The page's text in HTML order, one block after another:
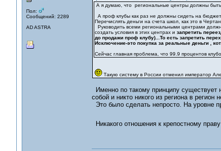
Пол:
Сообщений: 2289
AD ASTRA
А я думаю, что региональные центры должны
А проф клубы как раз не должны сидеть на
Перечислять деньги на счета школ, как это в
Руководить всеми региональными центрами
создать условия в этих центрах и запретить
до продажи проф клубу)...То есть запретить
Исключение-это покупка за реальные деньги ,
Сейчас главная проблема, что 99.9 процентов
Такую систему в России отменил император
Именно по такому принципу существует
собой и никто никого из региона в регион
Это было сделать непросто. На уровне
Никакого отношения к крепостному